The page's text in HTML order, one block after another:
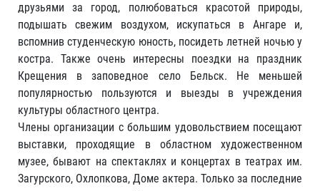
друзьями за город, полюбоваться красотой природы,
подышать свежим воздухом, искупаться в Ангаре и,
вспомнив студенческую юность, посидеть летней ночью у
костра. Также очень интересны поездки на праздник
Крещения в заповедное село Бельск. Не меньшей
популярностью пользуются и выезды в учреждения
культуры областного центра.
Члены организации с большим удовольствием посещают
выставки, проходящие в областном художественном
музее, бывают на спектаклях и концертах в театрах им.
Загурского, Охлопкова, Доме актера. Только за последние